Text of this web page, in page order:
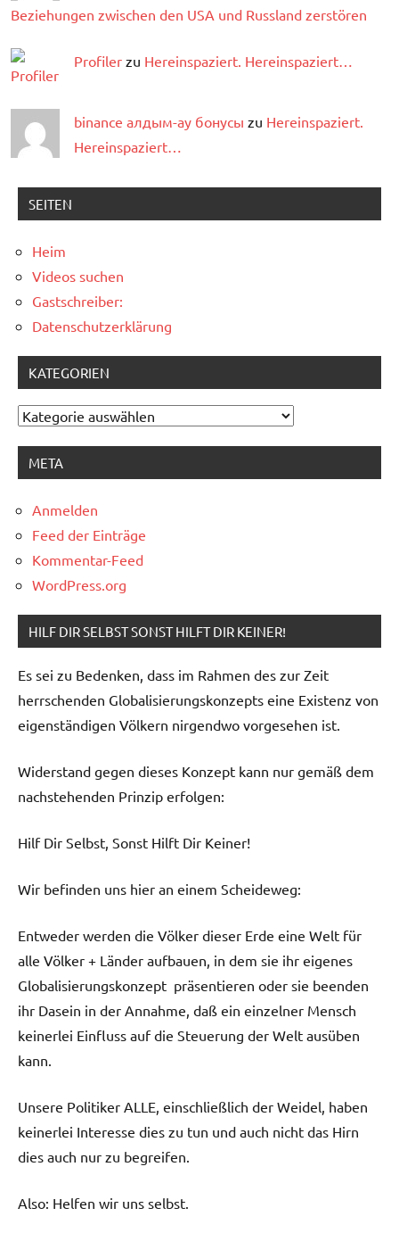
Beziehungen zwischen den USA und Russland zerstören
Profiler zu Hereinspaziert. Hereinspaziert…
binance алдым-ау бонусы zu Hereinspaziert.
Hereinspaziert…
SEITEN
Heim
Videos suchen
Gastschreiber:
Datenschutzerklärung
KATEGORIEN
Kategorien
META
Anmelden
Feed der Einträge
Kommentar-Feed
WordPress.org
HILF DIR SELBST SONST HILFT DIR KEINER!
Es sei zu Bedenken, dass im Rahmen des zur Zeit
herrschenden Globalisierungskonzepts eine Existenz von
eigenständigen Völkern nirgendwo vorgesehen ist.
Widerstand gegen dieses Konzept kann nur gemäß dem
nachstehenden Prinzip erfolgen:
Hilf Dir Selbst, Sonst Hilft Dir Keiner!
Wir befinden uns hier an einem Scheideweg:
Entweder werden die Völker dieser Erde eine Welt für
alle Völker + Länder aufbauen, in dem sie ihr eigenes
Globalisierungskonzept präsentieren oder sie beenden
ihr Dasein in der Annahme, daß ein einzelner Mensch
keinerlei Einfluss auf die Steuerung der Welt ausüben
kann.
Unsere Politiker ALLE, einschließlich der Weidel, haben
keinerlei Interesse dies zu tun und auch nicht das Hirn
dies auch nur zu begreifen.
Also: Helfen wir uns selbst.